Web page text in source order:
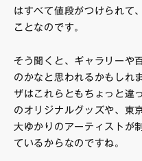
はすべて値段がつけられて
ことなのです。
そう聞くと、ギャラリーや
のかなと思われるかもしれ
ザはこれらともちょっと違
のオリジナルグッズや、東
大ゆかりのアーティストが
ているからなのですね。